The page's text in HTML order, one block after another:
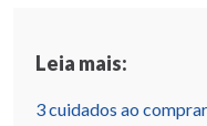
Leia mais:
3 cuidados ao